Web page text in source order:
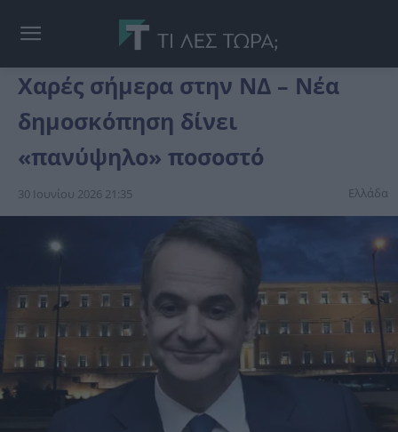
Χαρές σήμερα στην ΝΔ – Νέα
δημοσκόπηση δίνει
«πανύψηλο» ποσοστό
30 Ιουνίου 2026 21:35 Ελλάδα